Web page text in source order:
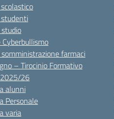
farmaci
– Tirocinio Formativo
26
alunni
Personale
varia